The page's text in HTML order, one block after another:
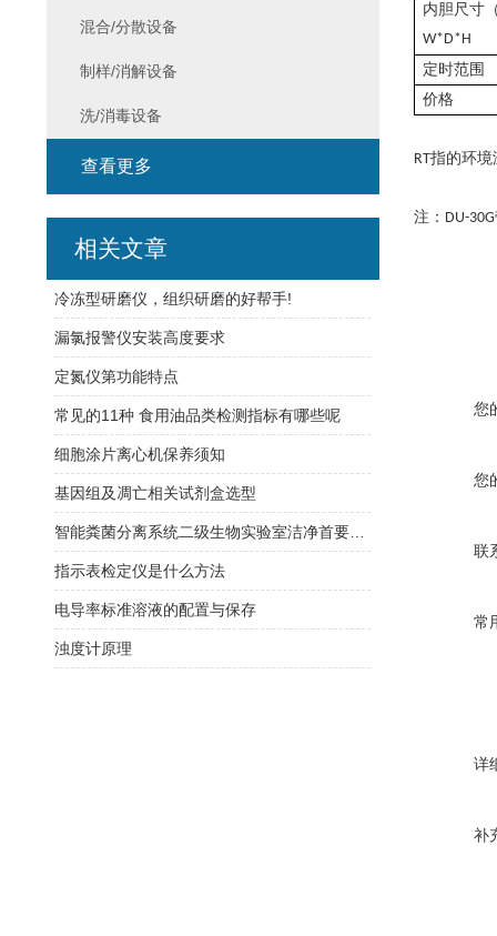
内胆尺寸
W*D*H
定时范围
价格
RT指的环境
注： DU-30G
您
您
联
常
详
补
混合/分散设备
制样/消解设备
洗/消毒设备
查看更多
相关文章
冷冻型研磨仪，组织研磨的好帮手!
漏氯报警仪安装高度要求
定氮仪第功能特点
常见的11种 食用油品类检测指标有哪些呢
细胞涂片离心机保养须知
基因组及凋亡相关试剂盒选型
指示表检定仪是什么方法
电导率标准溶液的配置与保存
浊度计原理